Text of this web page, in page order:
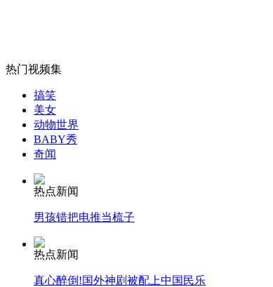
女孩北京地铁殴打老人 痛下狠手拳打脚踢
无痛分娩是否安全 医生回应
外交部：有关国家言论片面不公正
热门视频集
搞笑
美女
动物世界
BABY秀
奇闻
热点新闻
男孩错把电推当梳子
热点新闻
真心醉倒!国外神剧被配上中国民乐